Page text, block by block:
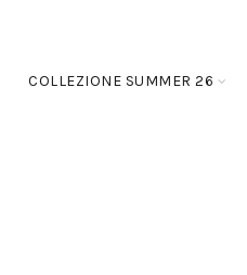
COLLEZIONE SUMMER 26